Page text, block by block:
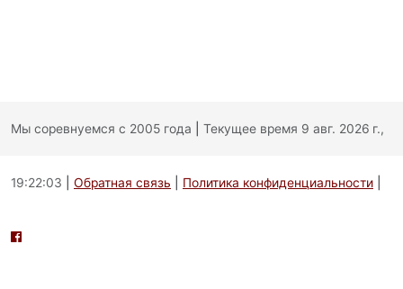
Мы соревнуемся с 2005 года Текущее время 9 авг. 2026 г.,
19:22:03 Обратная связь Политика конфиденциальности